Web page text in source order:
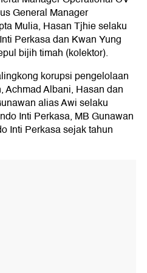
General Manager
Mulia, Hasan Tjhie selaku
Perkasa dan Kwan Yung
bijih timah (kolektor).
korupsi pengelolaan
Achmad Albani, Hasan dan
alias Awi selaku
Inti Perkasa, MB Gunawan
Inti Perkasa sejak tahun